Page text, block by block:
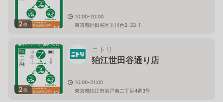
2枚
10:00-20:00
東京都世田谷区玉川台2-33-1
2枚
ニトリ
狛江世田谷通り店
10:00-21:00
東京都狛江市岩戸南二丁目4番3号